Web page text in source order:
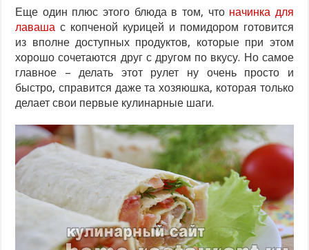
Еще один плюс этого блюда в том, что начинка для
лаваша с копченой курицей и помидором готовится
из вполне доступных продуктов, которые при этом
хорошо сочетаются друг с другом по вкусу. Но самое
главное – делать этот рулет ну очень просто и
быстро, справится даже та хозяюшка, которая только
делает свои первые кулинарные шаги.